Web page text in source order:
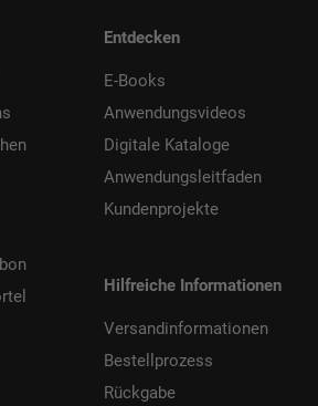
Entdecken
E-Books
Anwendungsvideos
Digitale Kataloge
Anwendungsleitfaden
Kundenprojekte
Hilfreiche Informationen
Versandinformationen
Bestellprozess
Rückgabe